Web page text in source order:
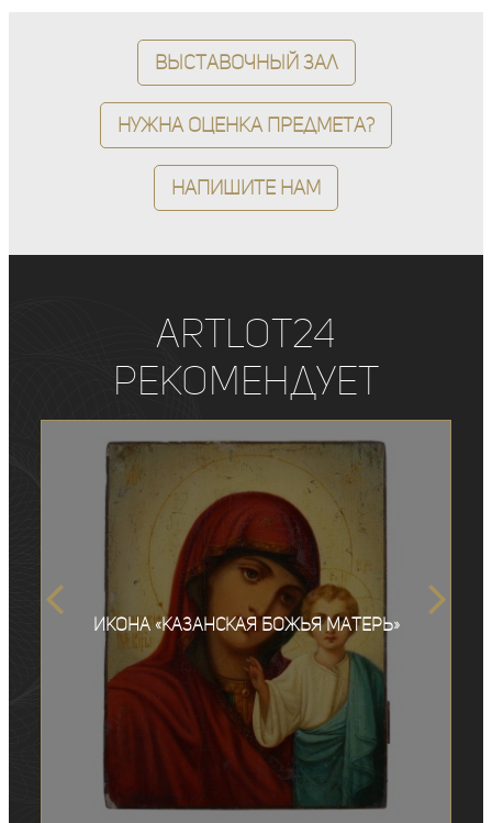
Выставочный зал
Нужна оценка предмета?
Напишите нам
ArtLot24
рекомендует
Икона «Казанская Божья Матерь»